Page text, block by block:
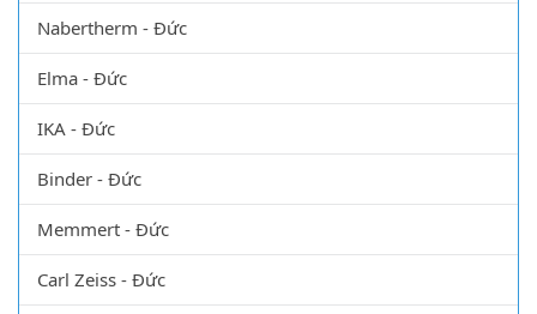
Nabertherm - Đức
Elma - Đức
IKA - Đức
Binder - Đức
Memmert - Đức
Carl Zeiss - Đức